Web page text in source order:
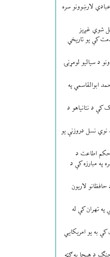
لارښوونو سره
شوي غږیز
کې یو تاریخي
د سیالیو لومړنۍ
ابوالقاسمي په
کې د نتانیاهو د
نوي نسل دروزنې یو
حکم اطاعت د
مبارزه کې د
لاریون
تهران کې له
به یو امریکایي